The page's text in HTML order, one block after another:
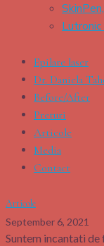
Epilare laser
Dr. Daniela
Before/After
Preturi
Articole
Media
Contact
Articole
September 6, 2021
Suntem incantati